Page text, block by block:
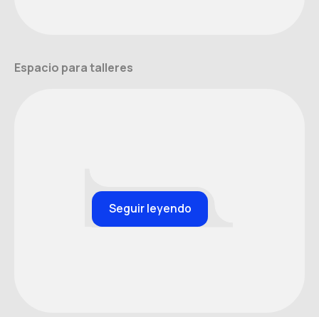
Espacio para talleres
Seguir leyendo